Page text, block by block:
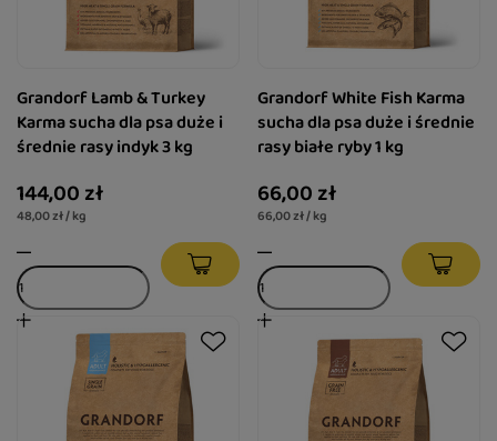
Grandorf Lamb & Turkey
Karma sucha dla psa duże i
średnie rasy indyk 3 kg
144,00 zł
48,00 zł / kg
Grandorf White Fish Karma
sucha dla psa duże i średnie
rasy białe ryby 1 kg
66,00 zł
66,00 zł / kg